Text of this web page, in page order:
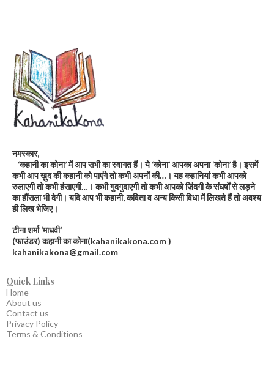
नमस्कार,
‘कहानी का कोना’ में आप सभी का स्वागत हैं। ये ‘कोना’ आपका अपना ‘कोना’ है। इसमें
कभी आप ख़ुद की कहानी को पाएंगे तो कभी अपनों की…। यह कहानियां कभी आपको
रुलाएगी तो कभी हंसाएगी…। कभी गुदगुदाएगी तो कभी आपको ज़िंदगी के संघर्षों से लड़ने
का हौंसला भी देगी। यदि आप भी कहानी, कविता व अन्य किसी विधा में लिखते हैं तो अवश्य
ही लिख भेजिए।
टीना शर्मा ‘माधवी’
(फाउंडर) कहानी का कोना(kahanikakona.com )
kahanikakona@gmail.com
Quick Links
Home
About us
Contact us
Privacy Policy
Terms & Conditions